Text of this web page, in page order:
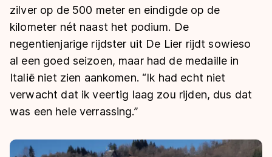
Shorttrack
Inlineskaten
Kunstschaatsen
Schoonrijden
Natuurijs
Langebaan
Shorttrack
Marathon
Inlineskaten
Kunstschaatsen
Tijden & historie
Ranglijsten Langebaan
Persoonlijke records & tijden
Historie & statistiek
De weg op
Inschrijven wedstrijden
Algemene Nederlandse Schaatstijd
Waar kan ik schaatsen en skaten?
Schaatsfans
Evenementen
Olympische Spelen
zilver op de 500 meter en eindigde op de
kilometer nét naast het podium. De
negentienjarige rijdster uit De Lier rijdt sowieso
al een goed seizoen, maar had de medaille in
Italië niet zien aankomen. “Ik had echt niet
verwacht dat ik veertig laag zou rijden, dus dat
was een hele verrassing.”